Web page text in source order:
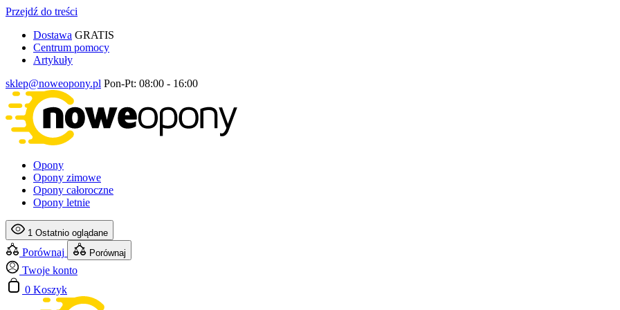
Przejdź do treści
Dostawa GRATIS
Centrum pomocy
Artykuły
sklep@noweopony.pl Pon-Pt: 08:00 - 16:00
Opony
Opony zimowe
Opony całoroczne
Opony letnie
1 Ostatnio oglądane
Porównaj Porównaj
Twoje konto
0 Koszyk